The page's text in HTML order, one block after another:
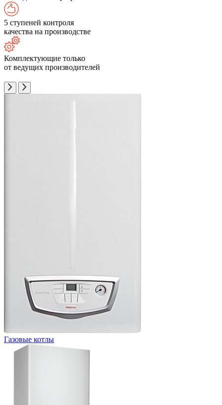
5 ступеней контроля
качества на производстве
Комплектующие только
от ведущих производителей
Газовые котлы